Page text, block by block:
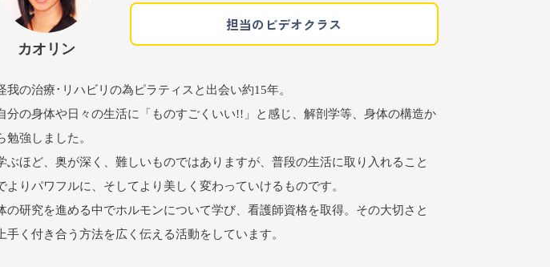
カオリン
担当のビデオクラス
我の治療･リハビリの為ピラティスと出会い約15年。
分の身体や日々の生活に「ものすごくいい!!」と感じ、解剖学等、身体の構造か
勉強しました。
ぶほど、奥が深く、難しいものではありますが、普段の生活に取り入れること
よりパワフルに、そしてより美しく変わっていけるものです。
の研究を進める中でホルモンについて学び、看護師資格を取得。その大切さと
上手く付き合う方法を広く伝える活動をしています。